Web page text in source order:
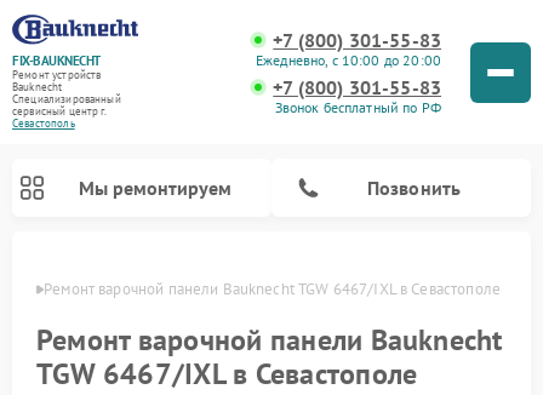
FIX-BAUKNECHT
Ремонт устройств
Bauknecht
Специализированный
cервисный центр г.
Севастополь
+7 (800) 301-55-83
Ежедневно, с 10:00 до 20:00
+7 (800) 301-55-83
Звонок бесплатный по РФ
Мы ремонтируем Позвонить
Ремонт варочной панели Bauknecht TGW 6467/IXL в Севастополе
Ремонт варочной панели Bauknecht
TGW 6467/IXL в Севастополе